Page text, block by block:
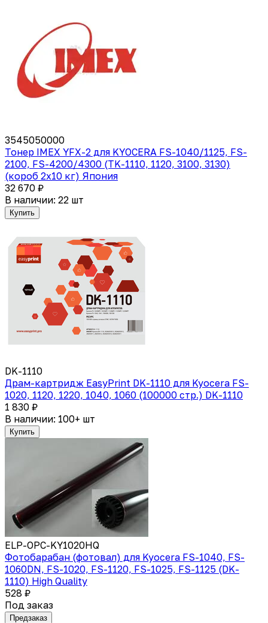
3545050000
Тонер IMEX YFX-2 для KYOCERA FS-1040/1125, FS-
2100, FS-4200/4300 (TK-1110, 1120, 3100, 3130)
(короб 2х10 кг) Япония
32 670 ₽
В наличии: 22 шт
Купить
DK-1110
Драм-картридж EasyPrint DK-1110 для Kyocera FS-
1020, 1120, 1220, 1040, 1060 (100000 стр.) DK-1110
1 830 ₽
В наличии: 100+ шт
Купить
ELP-OPC-KY1020HQ
Фотобарабан (фотовал) для Kyocera FS-1040, FS-
1060DN, FS-1020, FS-1120, FS-1025, FS-1125 (DK-
1110) High Quality
528 ₽
Под заказ
Предзаказ